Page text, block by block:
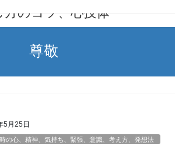
方のコツ、心技体
尊敬
5月25日
の心、精神、気持ち、緊張、意識、考え方、発想法